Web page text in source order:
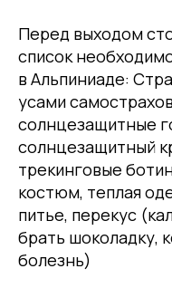
Перед выходом
список
в Альпиниаде:
усами
солнцезащитные
солнцезащитный
трекинговые
костюм, теплая
питье, перекус
брать шоколадку,
болезнь)